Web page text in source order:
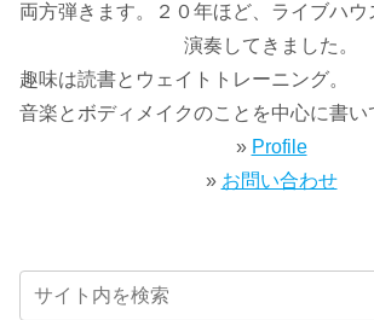
両方弾きます。２０年ほど、ライブハウ
演奏してきました。
趣味は読書とウェイトトレーニング。
音楽とボディメイクのことを中心に書い
» Profile
» お問い合わせ